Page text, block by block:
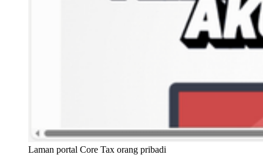
Laman portal Core Tax orang pribadi